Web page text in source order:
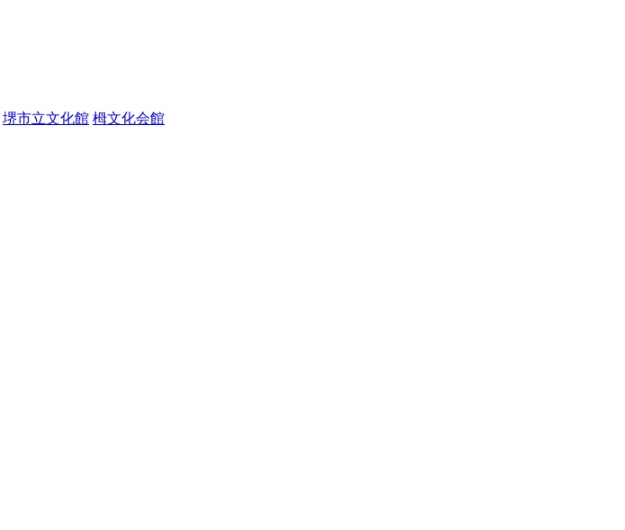
堺市立文化館 栂文化会館